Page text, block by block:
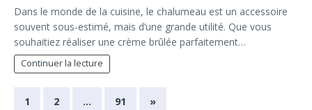
Dans le monde de la cuisine, le chalumeau est un accessoire
souvent sous-estimé, mais d’une grande utilité. Que vous
souhaitiez réaliser une crème brûlée parfaitement…
Continuer la lecture
1 2 … 91 »